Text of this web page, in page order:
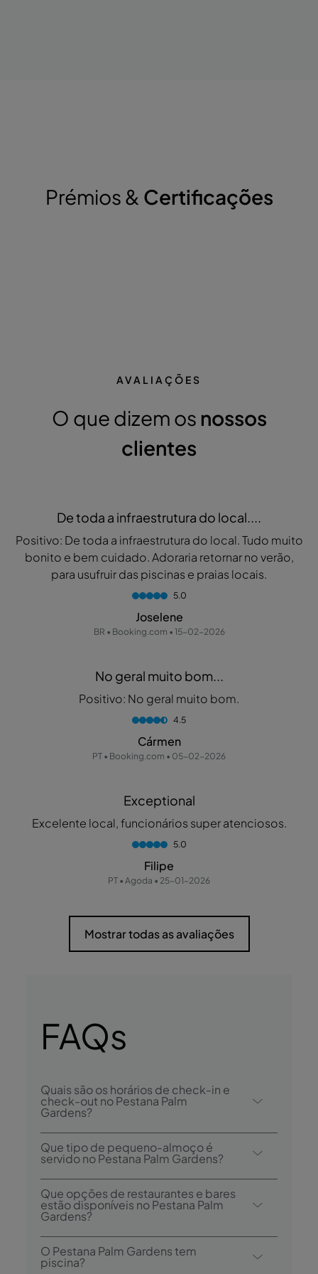
Prémios & Certificações
AVALIAÇÕES
O que dizem os nossos
clientes
De toda a infraestrutura do local....
Positivo: De toda a infraestrutura do local. Tudo muito
bonito e bem cuidado. Adoraria retornar no verão,
para usufruir das piscinas e praias locais.
5.0
Joselene
BR • Booking.com • 15-02-2026
No geral muito bom...
Positivo: No geral muito bom.
4.5
Cármen
PT • Booking.com • 05-02-2026
Exceptional
Excelente local, funcionários super atenciosos.
5.0
Filipe
PT • Agoda • 25-01-2026
Mostrar todas as avaliações
FAQs
Quais são os horários de check-in e
check-out no Pestana Palm
Gardens?
O check-in no Pestana Palm Gardens é feito
a partir das 16h00, e o check-out é até às
11h00.
Que tipo de pequeno-almoço é
servido no Pestana Palm Gardens?
As opções de pequeno-almoço incluem
buffet continental e inglês.
Que opções de restaurantes e bares
estão disponíveis no Pestana Palm
Gardens?
O Pestana Palm Gardens tem 1 restaurante:
Sal & Tal.
O Pestana Palm Gardens tem
piscina?